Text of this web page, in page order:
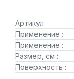
Артикул
Применение :
Применение :
Размер, см :
Поверхность :